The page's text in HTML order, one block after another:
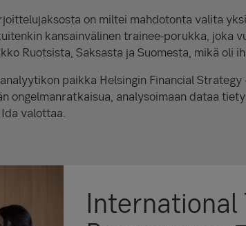
on miltei mahdotonta valita
kansainvälinen trainee-porukka, joka
Ruotsista, Saksasta ja Suomesta, mikä oli
paikka Helsingin Financial Strategy
ongelmanratkaisua, analysoimaan dataa
valottaa.
International